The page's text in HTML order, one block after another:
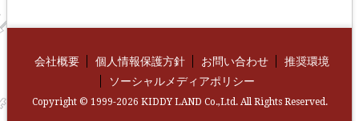
会社概要 個人情報保護方針 お問い合わせ
推奨環境
ソーシャルメディアポリシー
Copyright © 1999-2026 KIDDY LAND Co.,Ltd. All Rights Reserved.